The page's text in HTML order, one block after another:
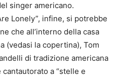
singer americano.
Lonely”, infine, si potrebbe
che all’interno della casa
(vedasi la copertina), Tom
di tradizione americana
a “stelle e